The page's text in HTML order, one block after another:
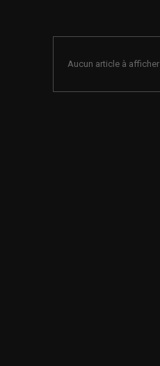
Aucun article à afficher